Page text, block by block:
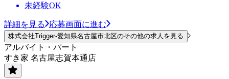
未経験OK
詳細を見る 応募画面に進む
株式会社Trigger-愛知県名古屋市北区のその他の求人を見る
アルバイト・パート
すき家 名古屋志賀本通店